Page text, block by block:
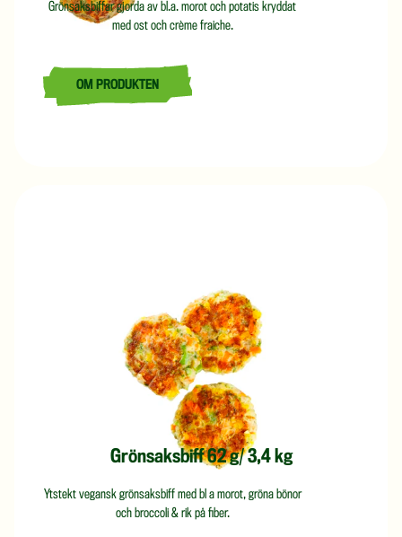
Grönsaksbiffar gjorda av bl.a. morot och potatis kryddat
med ost och crème fraiche.
LÄS MER OM GRÖNSAKSBIFF MED OST 75 G/ 4 KG
OM PRODUKTEN
Grönsaksbiff 62 g/ 3,4 kg
Ytstekt vegansk grönsaksbiff med bl a morot, gröna bönor
och broccoli & rik på fiber.